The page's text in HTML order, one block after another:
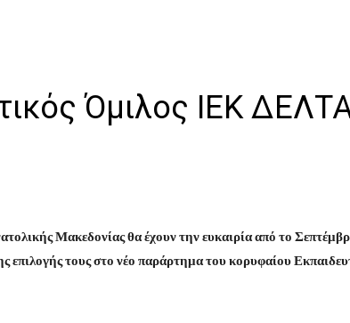
Όμιλος ΙΕΚ
Μακεδονίας θα έχουν την ευκαιρία από το
επιλογής τους στο νέο παράρτημα του κορυφαίου